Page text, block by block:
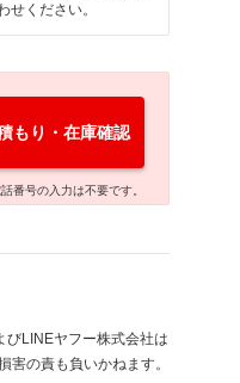
せください。
もり・在庫確認
番号の入力は不要です。
LINEヤフー株式会社は
の責も負いかねます。